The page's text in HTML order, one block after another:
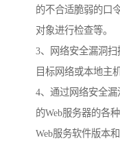
的不合适脆弱的口
对象进行检查等。
3、网络安全漏洞扫
目标网络或本地主
4、通过网络安全
的Web服务器的各
Web服务软件版本